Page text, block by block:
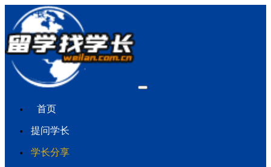
首页
提问学长
学长分享